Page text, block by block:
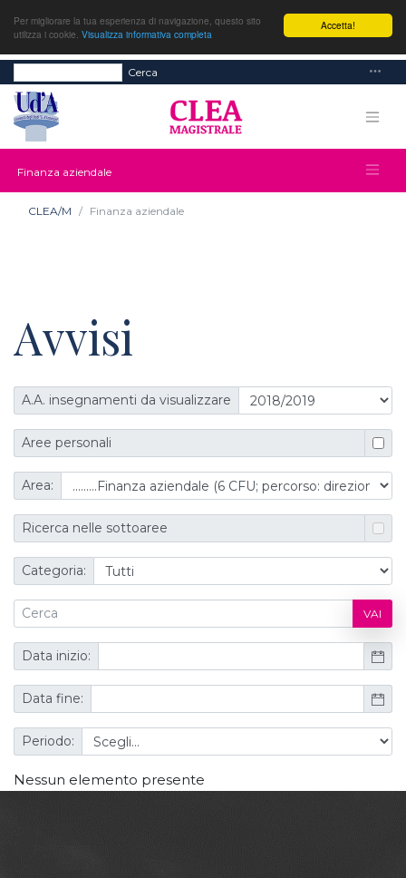
Accetta!
Per migliorare la tua esperienza di navigazione, questo sito
utilizza i cookie. Visualizza informativa completa
Cerca
Finanza aziendale
CLEA/M Finanza aziendale
Avvisi
A.A. insegnamenti da visualizzare
Aree personali
Area:
Ricerca nelle sottoaree
Categoria:
VAI
Data inizio:
Data fine:
Periodo:
Nessun elemento presente